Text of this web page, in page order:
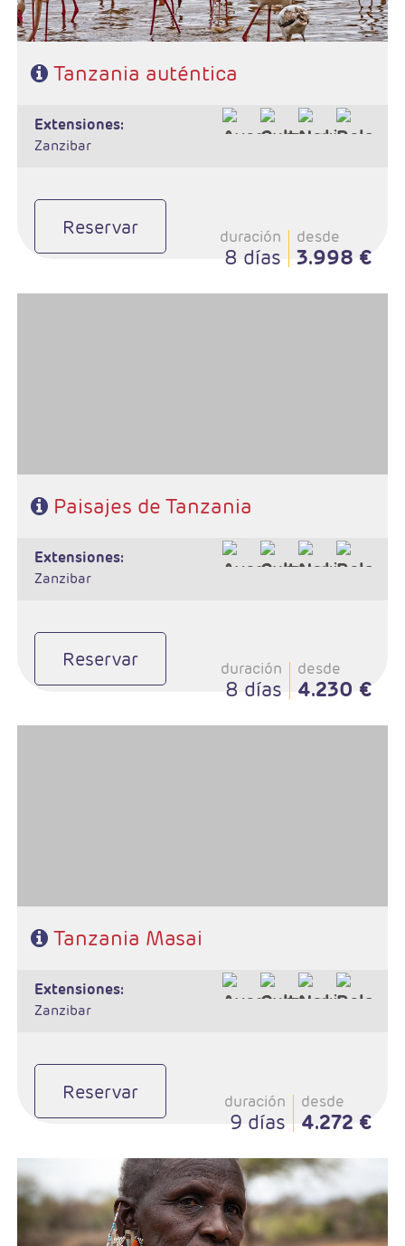
Tanzania auténtica
extensiones:
Zanzibar
Reservar duración
8 días
desde
3.998 €
Paisajes de Tanzania
extensiones:
Zanzibar
Reservar duración
8 días
desde
4.230 €
Tanzania Masai
extensiones:
Zanzibar
Reservar duración
9 días
desde
4.272 €
- Salidas: Sábados
- Ruta: 1n Tarangire, 2n Serengeti, 2 n Karatu/Ngorongoro
- Régimen: Pensión completa